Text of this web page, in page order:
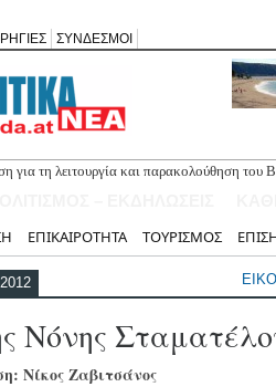
ΣΥΝΔΕΣΜΟΙ
για τη λειτουργία και παρακολούθηση του
ΕΠΙΚΑΙΡΟΤΗΤΑ ΤΟΥΡΙΣΜΟΣ
Νόνης
Νίκος Ζαβιτσάνος